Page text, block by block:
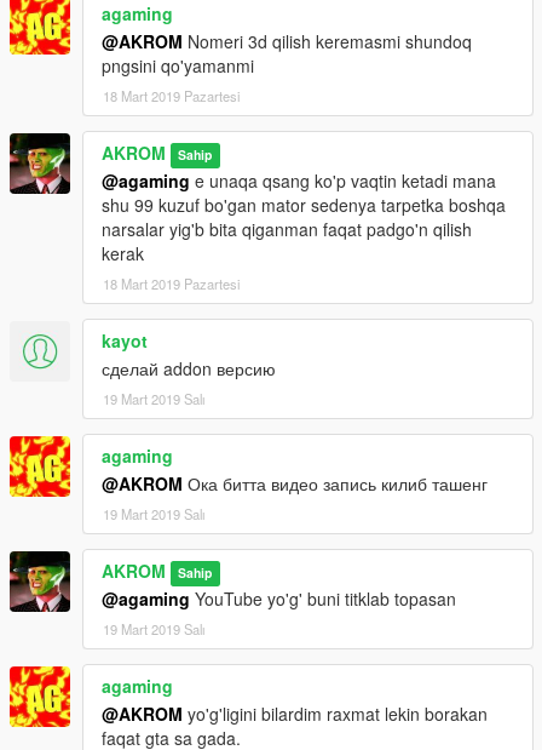
agaming
@AKROM Nomeri 3d qilish keremasmi shundoq
pngsini qo'yamanmi
18 Mart 2019 Pazartesi
AKROM Sahip
@agaming e unaqa qsang ko'p vaqtin ketadi mana
shu 99 kuzuf bo'gan mator sedenya tarpetka boshqa
narsalar yig'b bita qiganman faqat padgo'n qilish
kerak
18 Mart 2019 Pazartesi
kayot
сделай addon версию
19 Mart 2019 Salı
agaming
@AKROM Ока битта видео запись килиб ташенг
19 Mart 2019 Salı
AKROM Sahip
@agaming YouTube yo'g' buni titklab topasan
19 Mart 2019 Salı
agaming
@AKROM yo'g'ligini bilardim raxmat lekin borakan
faqat gta sa gada.